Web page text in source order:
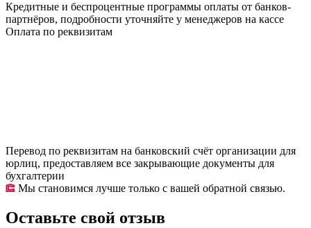
Кредитные и беспроцентные программы оплаты от банков-
партнёров, подробности уточняйте у менеджеров на кассе
Оплата по реквизитам
Перевод по реквизитам на банковский счёт организации для
юрлиц, предоставляем все закрывающие документы для
бухгалтерии
Мы становимся лучше только с вашей обратной связью.
Оставьте свой отзыв